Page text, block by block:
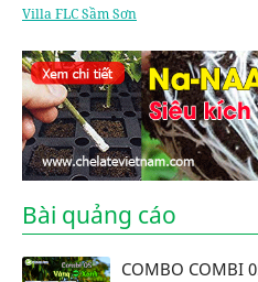
Villa FLC Sầm Sơn
Bài quảng cáo
COMBO COMBI